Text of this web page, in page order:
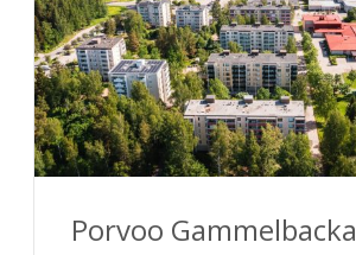
Porvoo Gammelbacka